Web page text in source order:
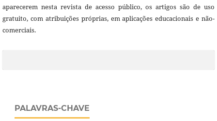
aparecerem nesta revista de acesso público, os artigos são de uso
gratuito, com atribuições próprias, em aplicações educacionais e não-
comerciais.
PALAVRAS-CHAVE